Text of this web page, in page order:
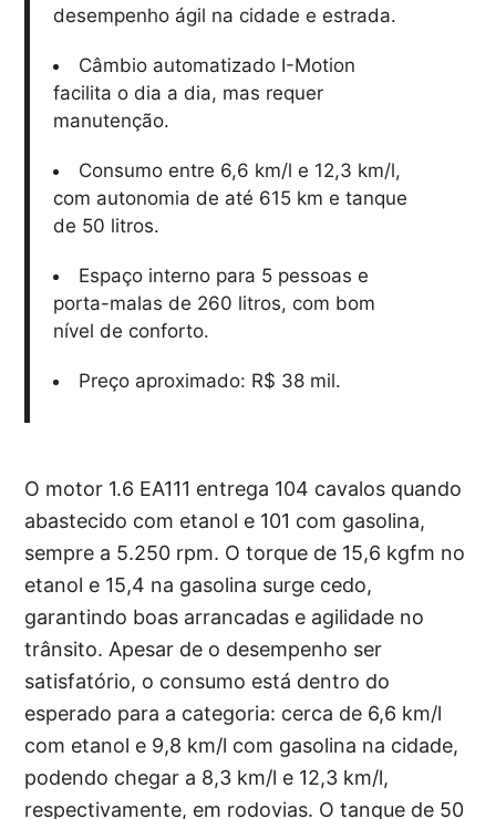
desempenho ágil na cidade e estrada.
Câmbio automatizado I-Motion
facilita o dia a dia, mas requer
manutenção.
Consumo entre 6,6 km/l e 12,3 km/l,
com autonomia de até 615 km e tanque
de 50 litros.
Espaço interno para 5 pessoas e
porta-malas de 260 litros, com bom
nível de conforto.
Preço aproximado: R$ 38 mil.
O motor 1.6 EA111 entrega 104 cavalos quando
abastecido com etanol e 101 com gasolina,
sempre a 5.250 rpm. O torque de 15,6 kgfm no
etanol e 15,4 na gasolina surge cedo,
garantindo boas arrancadas e agilidade no
trânsito. Apesar de o desempenho ser
satisfatório, o consumo está dentro do
esperado para a categoria: cerca de 6,6 km/l
com etanol e 9,8 km/l com gasolina na cidade,
podendo chegar a 8,3 km/l e 12,3 km/l,
respectivamente, em rodovias. O tanque de 50